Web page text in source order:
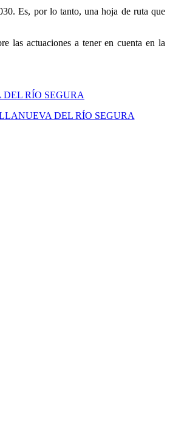
Es, por lo tanto, una hoja de ruta que
las actuaciones a tener en cuenta en la
RÍO SEGURA
DEL RÍO SEGURA